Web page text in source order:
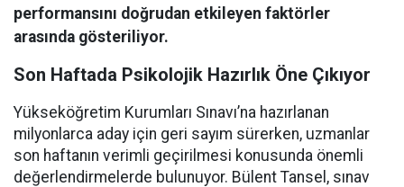
performansını doğrudan etkileyen faktörler
arasında gösteriliyor.
Son Haftada Psikolojik Hazırlık Öne Çıkıyor
Yükseköğretim Kurumları Sınavı’na hazırlanan
milyonlarca aday için geri sayım sürerken, uzmanlar
son haftanın verimli geçirilmesi konusunda önemli
değerlendirmelerde bulunuyor. Bülent Tansel, sınav